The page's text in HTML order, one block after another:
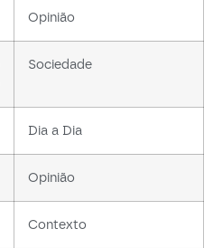
Opinião
Sociedade
Dia a Dia
Opinião
Contexto